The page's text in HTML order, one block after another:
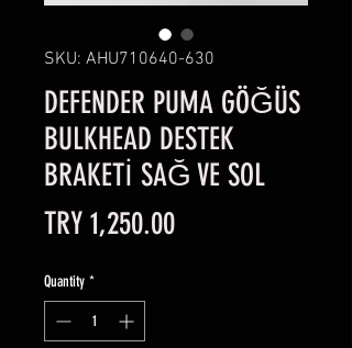
SKU: AHU710640-630
DEFENDER PUMA GÖĞÜS
BULKHEAD DESTEK
BRAKETİ SAĞ VE SOL
TRY 1,250.00Price
Quantity *